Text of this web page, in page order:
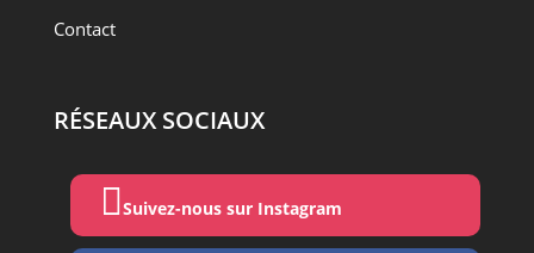
Contact
RÉSEAUX SOCIAUX
Suivez-nous sur Instagram